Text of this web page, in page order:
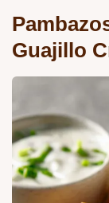
Guajillo